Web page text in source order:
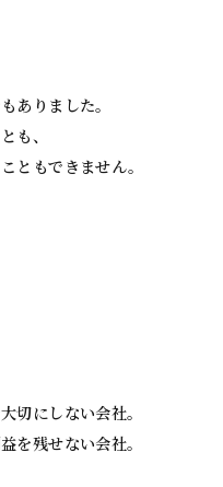
ありました。
も、
ともできません。
切にしない会社。
を残せない会社。